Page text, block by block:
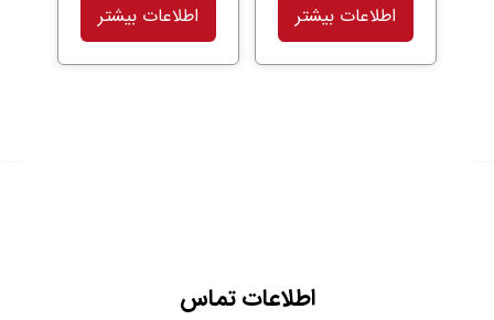
اطلاعات بیشتر اطلاعات بیشتر
اطلاعات تماس